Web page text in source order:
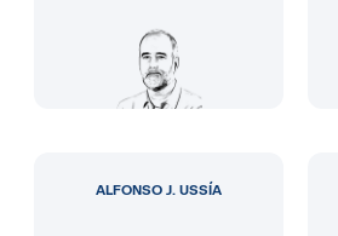
ALFONSO J. USSÍA